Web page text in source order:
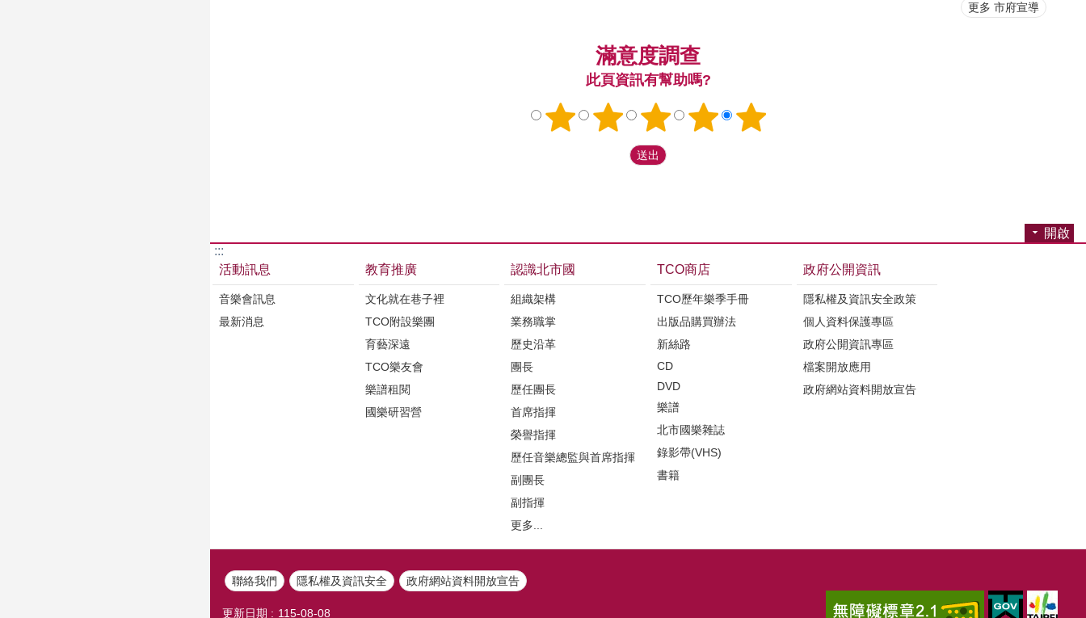
更多 市府宣導
滿意度調查
此頁資訊有幫助嗎?
開啟
:::
活動訊息
音樂會訊息
最新消息
教育推廣
文化就在巷子裡
TCO附設樂團
育藝深遠
TCO樂友會
樂譜租閱
國樂研習營
認識北市國
組織架構
業務職掌
歷史沿革
團長
歷任團長
首席指揮
榮譽指揮
歷任音樂總監與首席指揮
副團長
副指揮
更多...
TCO商店
TCO歷年樂季手冊
出版品購買辦法
新絲路
CD
DVD
樂譜
北市國樂雜誌
錄影帶(VHS)
書籍
政府公開資訊
隱私權及資訊安全政策
個人資料保護專區
政府公開資訊專區
檔案開放應用
政府網站資料開放宣告
聯絡我們 隱私權及資訊安全 政府網站資料開放宣告
更新日期 115-08-08